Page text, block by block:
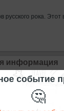
русского рока.
информация
2,5 руб. минута
событие
🤔